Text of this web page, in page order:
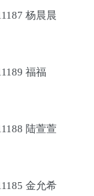
杨晨晨
福福
陆萱萱
金允希